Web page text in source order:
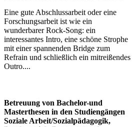
Eine gute Abschlussarbeit oder eine
Forschungsarbeit ist wie ein
wunderbarer Rock-Song: ein
interessantes Intro, eine schöne Strophe
mit einer spannenden Bridge zum
Refrain und schließlich ein mitreißendes
Outro....
Betreuung von Bachelor-und
Masterthesen in den Studiengängen
Soziale Arbeit/Sozialpädagogik,